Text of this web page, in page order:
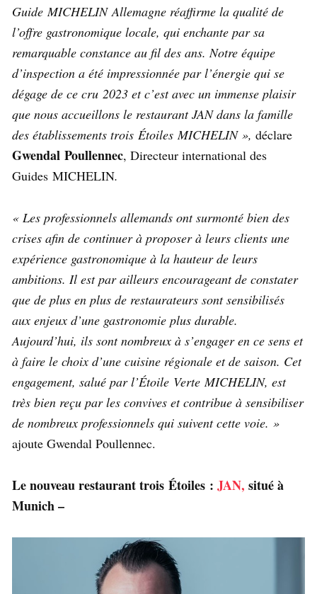
Guide MICHELIN Allemagne réaffirme la qualité de
l’offre gastronomique locale, qui enchante par sa
remarquable constance au fil des ans. Notre équipe
d’inspection a été impressionnée par l’énergie qui se
dégage de ce cru 2023 et c’est avec un immense plaisir
que nous accueillons le restaurant JAN dans la famille
des établissements trois Étoiles MICHELIN », déclare
Gwendal Poullennec, Directeur international des
Guides MICHELIN.
« Les professionnels allemands ont surmonté bien des
crises afin de continuer à proposer à leurs clients une
expérience gastronomique à la hauteur de leurs
ambitions. Il est par ailleurs encourageant de constater
que de plus en plus de restaurateurs sont sensibilisés
aux enjeux d’une gastronomie plus durable.
Aujourd’hui, ils sont nombreux à s’engager en ce sens et
à faire le choix d’une cuisine régionale et de saison. Cet
engagement, salué par l’Étoile Verte MICHELIN, est
très bien reçu par les convives et contribue à sensibiliser
de nombreux professionnels qui suivent cette voie. »
ajoute Gwendal Poullennec.
Le nouveau restaurant trois Étoiles : JAN, situé à
Munich –